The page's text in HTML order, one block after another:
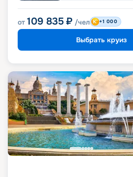
от 109 835 ₽ /чел +1 000
Выбрать круиз